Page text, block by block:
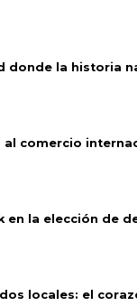
donde la historia
comercio
en la elección de
locales: el